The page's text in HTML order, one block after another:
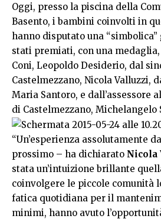
Oggi, presso la piscina della
Basento, i bambini coinvolti in
hanno disputato una
stati premiati, con una
Coni, Leopoldo Desiderio, dal
Castelmezzano, Nicola Valluzzi,
Maria Santoro, e dall’assessore
di Castelmezzano, Michelangelo
“Un’esperienza assolutamente
prossimo – ha dichiarato Nicola
stata un’intuizione brillante
coinvolgere le piccole comunità
fatica quotidiana per il
minimi, hanno avuto